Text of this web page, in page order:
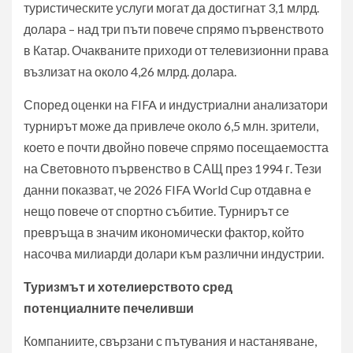
туристическите услуги могат да достигнат 3,1 млрд.
долара – над три пъти повече спрямо първенството
в Катар. Очакваните приходи от телевизионни права
възлизат на около 4,26 млрд. долара.
Според оценки на FIFA и индустриални анализатори
турнирът може да привлече около 6,5 млн. зрители,
което е почти двойно повече спрямо посещаемостта
на Световното първенство в САЩ през 1994 г. Тези
данни показват, че 2026 FIFA World Cup отдавна е
нещо повече от спортно събитие. Турнирът се
превръща в значим икономически фактор, който
насочва милиарди долари към различни индустрии.
Туризмът и хотелиерството сред
потенциалните печеливши
Компаниите, свързани с пътувания и настаняване,